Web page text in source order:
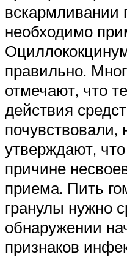
вскармливании
необходимо
правильно.
отмечают, что
действия
почувствовали,
утверждают,
причине
приема. Пить
гранулы нужно
обнаружении
признаков